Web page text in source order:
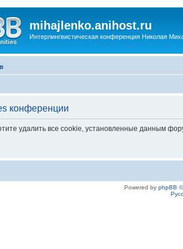
mihajlenko.anihost.ru
Интерлингвистическая конференция Николая
конференции
удалить все cookie, установленные данным
Powered by phpBB